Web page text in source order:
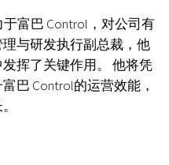
于富巴 Control，对公司有
与研发执行副总裁，他
挥了关键作用。 他将凭
巴 Control的运营效能，